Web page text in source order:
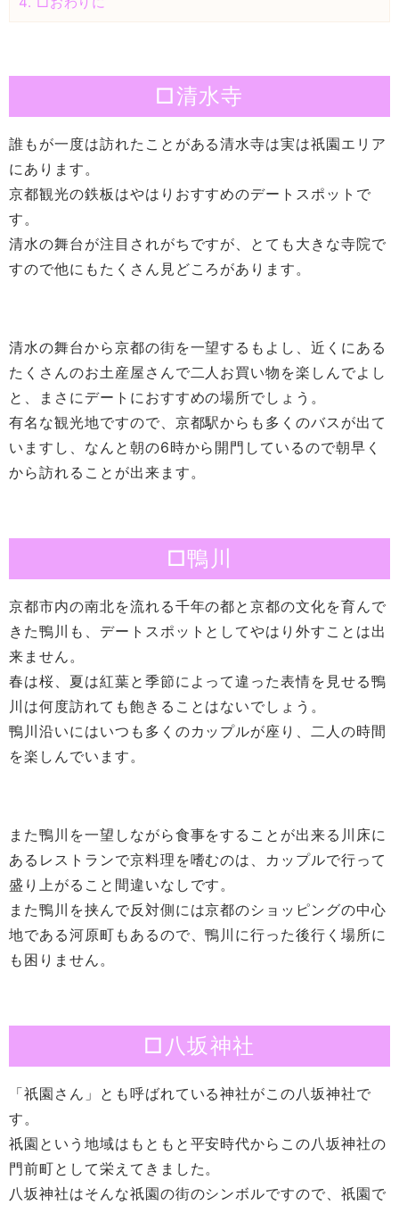
□清水寺
誰もが一度は訪れたことがある清水寺は実は祇園エリア
にあります。
京都観光の鉄板はやはりおすすめのデートスポットで
す。
清水の舞台が注目されがちですが、とても大きな寺院で
すので他にもたくさん見どころがあります。
清水の舞台から京都の街を一望するもよし、近くにある
たくさんのお土産屋さんで二人お買い物を楽しんでよし
と、まさにデートにおすすめの場所でしょう。
有名な観光地ですので、京都駅からも多くのバスが出て
いますし、なんと朝の6時から開門しているので朝早く
から訪れることが出来ます。
□鴨川
京都市内の南北を流れる千年の都と京都の文化を育んで
きた鴨川も、デートスポットとしてやはり外すことは出
来ません。
春は桜、夏は紅葉と季節によって違った表情を見せる鴨
川は何度訪れても飽きることはないでしょう。
鴨川沿いにはいつも多くのカップルが座り、二人の時間
を楽しんでいます。
また鴨川を一望しながら食事をすることが出来る川床に
あるレストランで京料理を嗜むのは、カップルで行って
盛り上がること間違いなしです。
また鴨川を挟んで反対側には京都のショッピングの中心
地である河原町もあるので、鴨川に行った後行く場所に
も困りません。
□八坂神社
「祇園さん」とも呼ばれている神社がこの八坂神社で
す。
祇園という地域はもともと平安時代からこの八坂神社の
門前町として栄えてきました。
八坂神社はそんな祇園の街のシンボルですので、祇園で